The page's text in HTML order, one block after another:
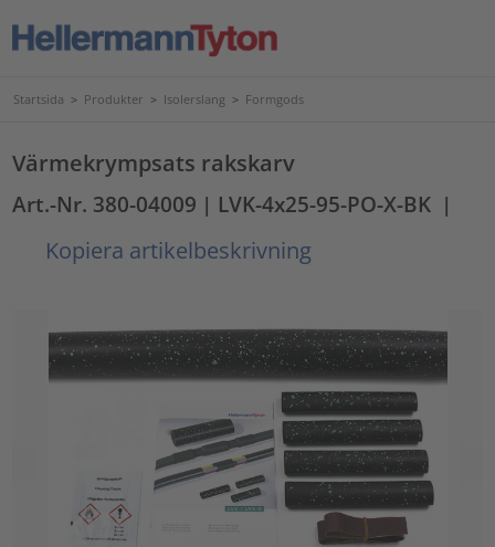
Startsida > Produkter > Isolerslang > Formgods
Värmekrympsats rakskarv
Art.-Nr. 380-04009 | LVK-4x25-95-PO-X-BK |
Kopiera artikelbeskrivning